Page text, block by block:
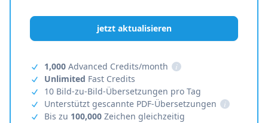
jetzt aktualisieren
1,000 Advanced Credits/month
i
Unlimited Fast Credits
10 Bild-zu-Bild-Übersetzungen pro Tag
Unterstützt gescannte PDF-Übersetzungen
i
Bis zu 100,000 Zeichen gleichzeitig